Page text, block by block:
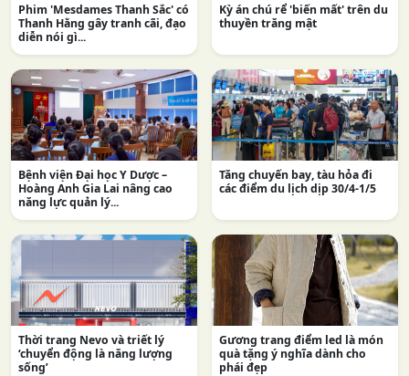
Phim 'Mesdames Thanh Sắc' có
Thanh Hằng gây tranh cãi, đạo
diễn nói gì...
Kỳ án chú rể 'biến mất' trên du
thuyền trăng mật
Bệnh viện Đại học Y Dược –
Hoàng Anh Gia Lai nâng cao
năng lực quản lý...
Tăng chuyến bay, tàu hỏa đi
các điểm du lịch dịp 30/4-1/5
Thời trang Nevo và triết lý
‘chuyển động là năng lượng
sống’
Gương trang điểm led là món
quà tặng ý nghĩa dành cho
phái đẹp